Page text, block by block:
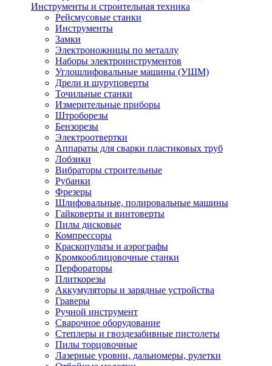
Инструменты и строительная техника
Рейсмусовые станки
Инструменты
Замки
Электроножницы по металлу
Наборы электроинструментов
Углошлифовальные машины (УШМ)
Дрели и шуруповерты
Точильные станки
Измерительные приборы
Штроборезы
Бензорезы
Электроотвертки
Аппараты для сварки пластиковых труб
Лобзики
Вибраторы строительные
Рубанки
Фрезеры
Шлифовальные, полировальные машины
Гайковерты и винтоверты
Пилы дисковые
Компрессоры
Краскопульты и аэрографы
Кромкооблицовочные станки
Перфораторы
Плиткорезы
Аккумуляторы и зарядные устройства
Граверы
Ручной инструмент
Сварочное оборудование
Степлеры и гвоздезабивные пистолеты
Пилы торцовочные
Лазерные уровни, дальномеры, рулетки